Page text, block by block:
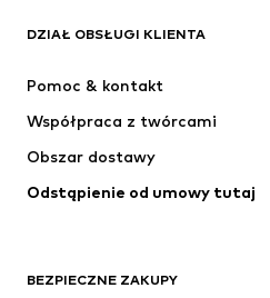
Next
Jordan
DZIAŁ OBSŁUGI KLIENTA
Pomoc & kontakt
Współpraca z twórcami
Obszar dostawy
Odstąpienie od umowy tutaj
BEZPIECZNE ZAKUPY